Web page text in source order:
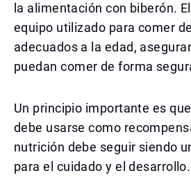
la alimentación con biberón.
equipo utilizado para comer
adecuados a la edad,
puedan comer de forma
Un principio importante es
debe usarse como
nutrición debe seguir siendo
para el cuidado y el desarrollo.